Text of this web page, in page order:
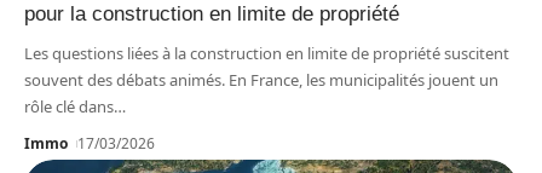
pour la construction en limite de propriété
Les questions liées à la construction en limite de propriété suscitent
souvent des débats animés. En France, les municipalités jouent un
rôle clé dans…
Immo 17/03/2026